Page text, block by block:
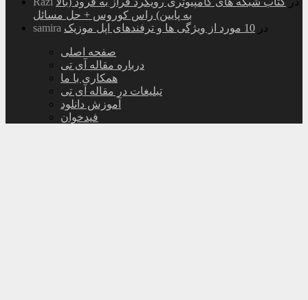
به پایین) راس کوروس + حل مسائل
samira
در 10 مورد از ویژگی ها و ترفندهای اپل موزیک
صفحه اصلی
درباره مقاله آی تی
همکاری با ما
تبلیغات در مقاله آی تی
آموزش دانلود
فیدخوان